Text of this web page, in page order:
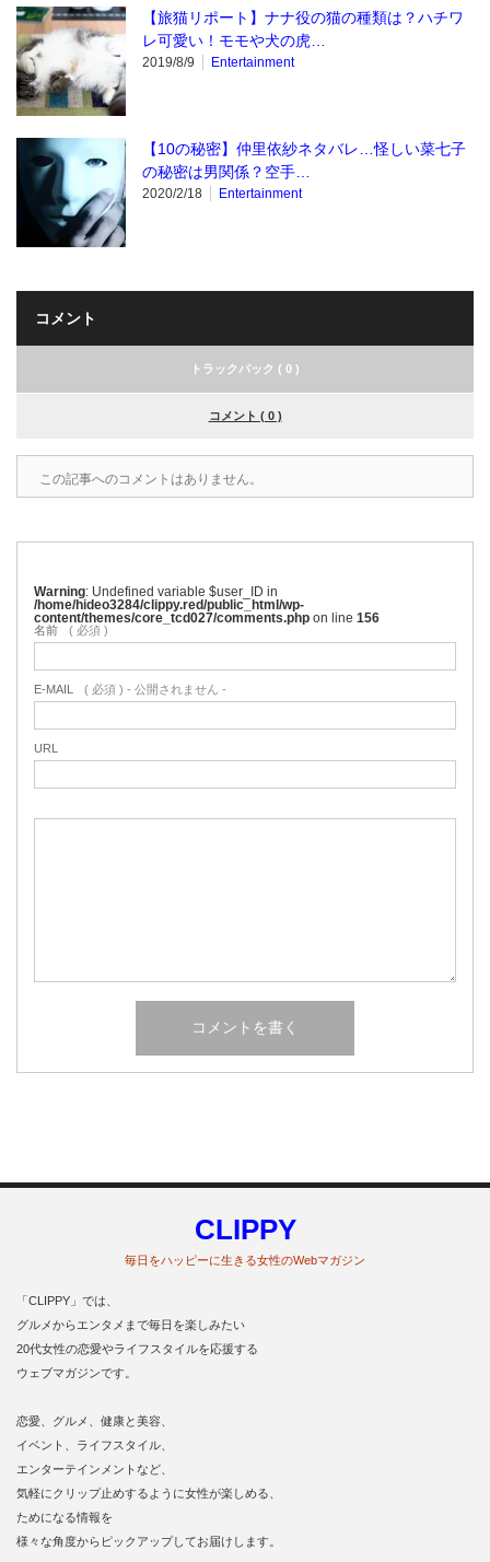
【旅猫リポート】ナナ役の猫の種類は？ハチワ
レ可愛い！モモや犬の虎…
2019/8/9 Entertainment
【10の秘密】仲里依紗ネタバレ…怪しい菜七子
の秘密は男関係？空手…
2020/2/18 Entertainment
コメント
トラックバック ( 0 )
コメント ( 0 )
この記事へのコメントはありません。
Warning : Undefined variable $user_ID in
/home/hideo3284/clippy.red/public_html/wp-
content/themes/core_tcd027/comments.php on line 156
名前 ( 必須 )
E-MAIL ( 必須 ) - 公開されません -
URL
CLIPPY
毎日をハッピーに生きる女性のWebマガジン
「CLIPPY」では、
グルメからエンタメまで毎日を楽しみたい
20代女性の恋愛やライフスタイルを応援する
ウェブマガジンです。
恋愛、グルメ、健康と美容、
イベント、ライフスタイル、
エンターテインメントなど、
気軽にクリップ止めするように女性が楽しめる、
ためになる情報を
様々な角度からピックアップしてお届けします。